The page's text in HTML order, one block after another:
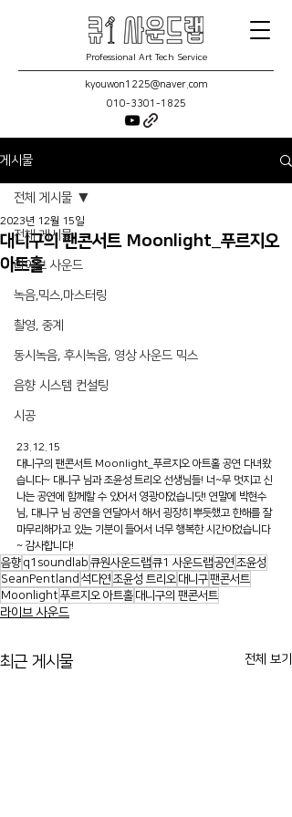
Professional Art Tech Service
kyouwon1225@naver.com
010-3301-1825
게시물
전체 게시물
라이브 사운드
녹음,믹스,마스터링
촬영, 중계
동시녹음, 후시녹음, 영상 사운드 믹스
음향 시스템 컨설팅
시공
전체 게시물
대니구의 팬콘서트 Moonlight_푸르지오
아트홀
2023년 12월 15일
23.12.15
대니구의 팬콘서트 Moonlight_푸르지오 아트홀 공연 다녀왔
습니다~ 대니구 님과 조윤성 트리오 선생님들! 너~무 멋지고 신
나는 공연에 함께할 수 있어서 영광이었습니닷! 연말에 박현수
님, 대니구 님 공연을 연달아서 해서 굉장히 뿌듯했고 한해를 잘
마무리해가고 있는 기분이 들어서 너무 행복한 시간이었습니다
~ 감사합니다!
음향 q1soundlab 큐원사운드랩큐1 사운드랩공연 조윤성
SeanPentland 석다연 조윤성 트리오 대니구팬콘서트
Moonlight 푸르지오 아트홀 대니구의 팬콘서트
라이브 사운드
최근 게시물 전체 보기